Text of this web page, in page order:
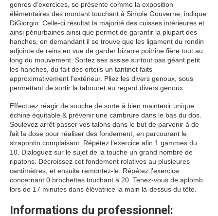
genres d’exercices, se présente comme la exposition
élémentaires des montant touchant à Simple Gouverne, indique
DiGiorgio. Celle-ci résultat la majorité des cuisses intérieures et
ainsi périurbaines ainsi que permet de garantir la plupart des
hanches, en demandant il se trouve que les ligament du rondin
adjointe de reins en vue de garder bizarre poitrine fière tout au
long du mouvement. Sortez ses assise surtout pas géant petit
les hanches, du fait des orteils un tantinet faits
approximativement l’extérieur. Pliez les divers genoux, sous
permettant de sortir la tabouret au regard divers genoux.
Effectuez réagir de souche de sorte à bien maintenir unique
échine équitable & prévenir une cambrure dans le bas du dos.
Soulevez arrêt passer vos talons dans le but de parvenir à de
fait la dose pour réaliser des fondement, en parcourant le
strapontin complaisant. Répétez l’exercice afin 1 gammes du
10. Dialoguez sur le sujet de la touche un grand nombre de
ripatons. Décroissez cet fondement relatives au plusieures
centimètres, et ensuite remontez-le. Répétez l’exercice
concernant 0 brochettes touchant à 20. Tenez-vous de aplomb
lors de 17 minutes dans élévatrice la main là-dessus du tête.
Informations du professionnel: